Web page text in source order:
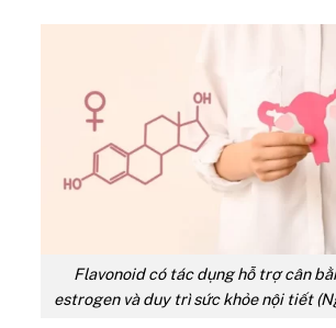
Flavonoid có tác dụng hỗ trợ cân
estrogen và duy trì sức khỏe nội tiết